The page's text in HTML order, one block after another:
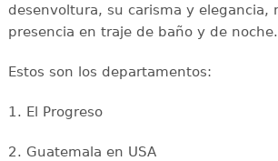
desenvoltura, su carisma y elegancia,
presencia en traje de baño y de noche.
Estos son los departamentos:
1. El Progreso
2. Guatemala en USA